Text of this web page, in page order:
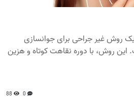
روش غیر جراحی برای جوانسازی
روش، با دوره نقاهت کوتاه و هزین
0
88